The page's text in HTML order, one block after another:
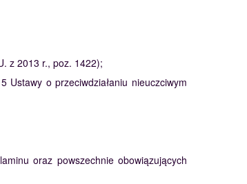
z 2013 r., poz. 1422);
o przeciwdziałaniu nieuczciwym
oraz powszechnie obowiązujących